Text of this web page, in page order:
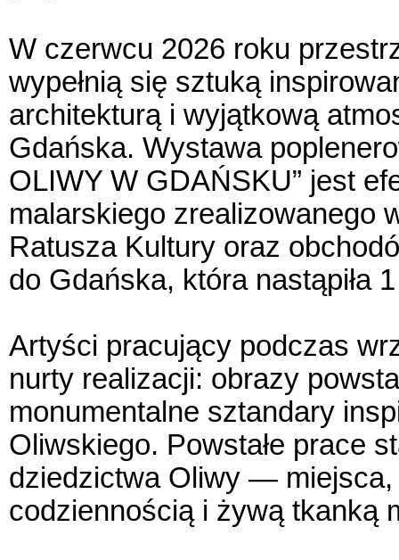
W czerwcu 2026 roku
wypełnią się sztuką
architekturą i wyjątkową
Gdańska. Wystawa
OLIWY W GDAŃSKU” jest
malarskiego zrealizowanego
Ratusza Kultury oraz
do Gdańska, która nastąpiła
Artyści pracujący podczas
nurty realizacji: obrazy
monumentalne sztandary
Oliwskiego. Powstałe prace
dziedzictwa Oliwy —
codziennością i żywą tkanką